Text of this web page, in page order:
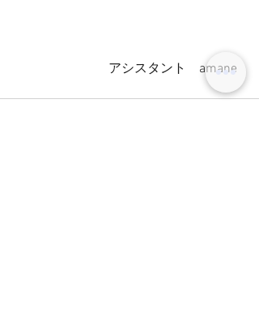
                             アシスタント    amane